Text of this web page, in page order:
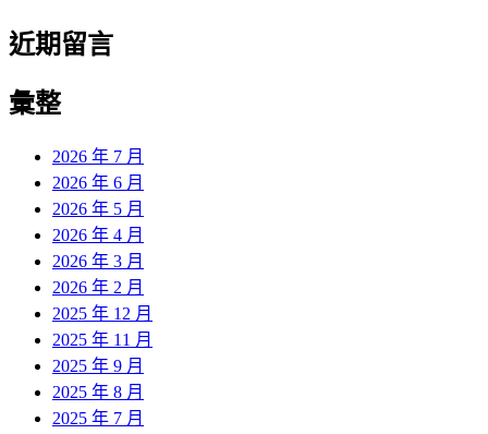
近期留言
彙整
2026 年 7 月
2026 年 6 月
2026 年 5 月
2026 年 4 月
2026 年 3 月
2026 年 2 月
2025 年 12 月
2025 年 11 月
2025 年 9 月
2025 年 8 月
2025 年 7 月